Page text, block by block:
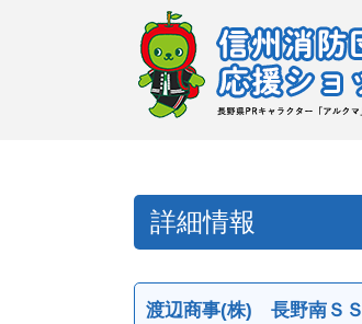
詳細情報
渡辺商事(株) 長野南ＳＳ